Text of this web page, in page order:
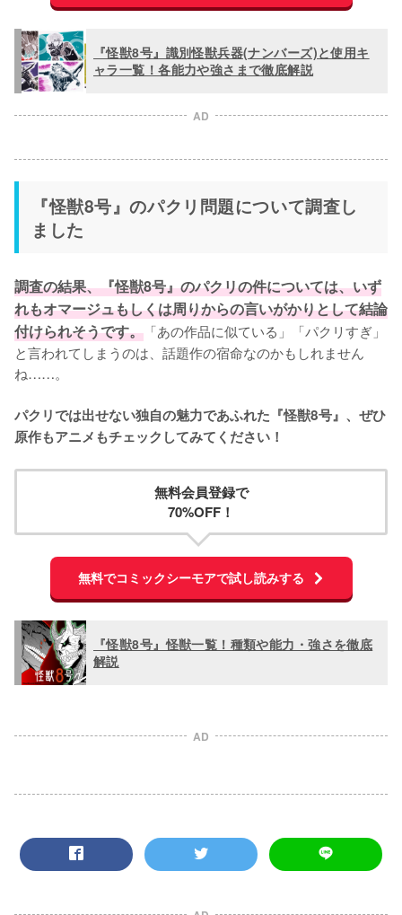
『怪獣8号』識別怪獣兵器(ナンバーズ)と使用キ
ャラ一覧！各能力や強さまで徹底解説
AD
『怪獣8号』のパクリ問題について調査し
ました
調査の結果、『怪獣8号』のパクリの件については、いず
れもオマージュもしくは周りからの言いがかりとして結論
付けられそうです。 「あの作品に似ている」「パクリすぎ」
と言われてしまうのは、話題作の宿命なのかもしれません
ね……。
パクリでは出せない独自の魅力であふれた『怪獣8号』、ぜひ
原作もアニメもチェックしてみてください！
無料会員登録で
70%OFF！
無料でコミックシーモアで試し読みする
『怪獣8号』怪獣一覧！種類や能力・強さを徹底
解説
AD